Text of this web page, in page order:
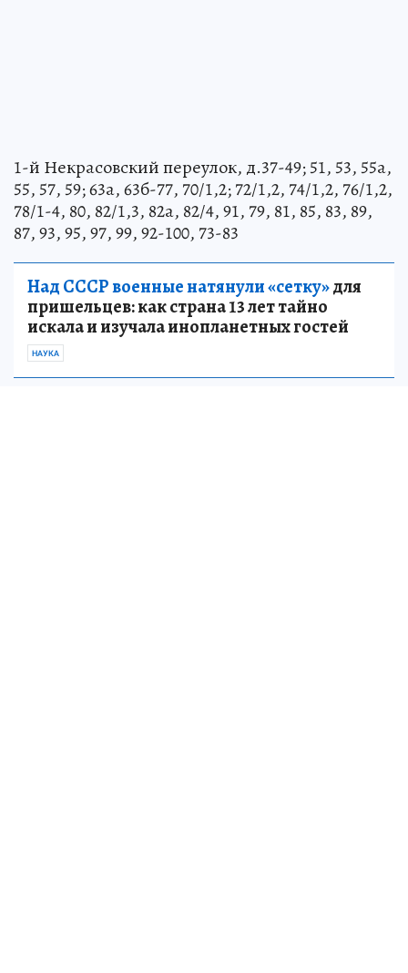
1-й Некрасовский переулок, д.37-49; 51, 53, 55а,
55, 57, 59; 63а, 63б-77, 70/1,2; 72/1,2, 74/1,2, 76/1,2,
78/1-4, 80, 82/1,3, 82а, 82/4, 91, 79, 81, 85, 83, 89,
87, 93, 95, 97, 99, 92-100, 73-83
Над СССР военные натянули «сетку»для
пришельцев: как страна 13 лет тайно
искала и изучала инопланетных гостей
НАУКА